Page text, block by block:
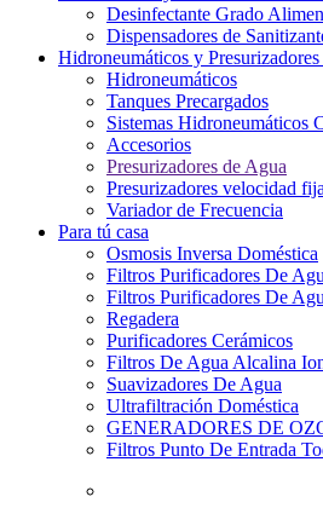
Desinfectante Grado
Dispensadores de
Hidroneumáticos y
Hidroneumáticos
Tanques Precargados
Sistemas Hidroneumáticos
Accesorios
Presurizadores de Agua
Presurizadores velocidad
Variador de Frecuencia
Para tú casa
Osmosis Inversa Doméstica
Filtros Purificadores De
Filtros Purificadores De
Regadera
Purificadores Cerámicos
Filtros De Agua Alcalina
Suavizadores De Agua
Ultrafiltración Doméstica
GENERADORES DE
Filtros Punto De Entrada